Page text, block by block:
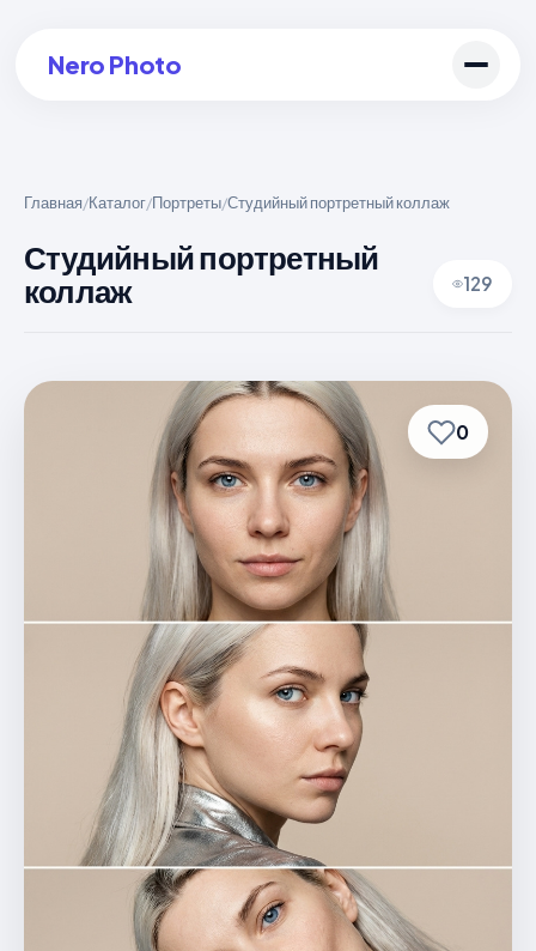
Nero Photo
Создать арт
Главная/Каталог/Портреты/Студийный портретный коллаж
Студийный портретный
коллаж
129
0